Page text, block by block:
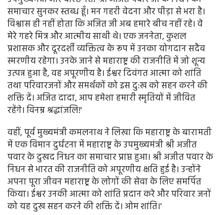
समाचार सुनकर स्तब्ध हूँ। मन गहरी वेदना और पीड़ा से भरा है।
विश्वास ही नहीं होता कि अजित जी अब हमारे बीच नहीं रहे। वे
मेरे गहरे मित्र और आत्मीय साथी थे। एक जननेता, कुशल
प्रशासक और दूरदर्शी व्यक्तित्व के रूप में उनका योगदान सदैव
स्मरणीय रहेगा। उनके जाने से महाराष्ट्र की राजनीति में जो शून्य
उत्पन्न हुआ है, वह अपूरणीय है। ईश्वर दिवंगत आत्मा को शांति
तथा परिवारजनों और समर्थकों को इस दु:ख को सहन करने की
शक्ति दें। अजित दादा, आप हमेशा हमारी स्मृतियों में जीवित
रहेंगे। विनम्र श्रद्धांजलि!'
वहीं, पूर्व मुख्यमंत्री कमलनाथ ने लिखा कि महाराष्ट्र के बारामती
में एक विमान दुर्घटना में महाराष्ट्र के उपमुख्यमंत्री श्री अजीत
पवार के दुखद निधन का समाचार प्राप्त हुआ। श्री अजीत पवार के
निधन से भारत की राजनीति को अपूरणीय क्षति हुई है। उन्होंने
अपना पूरा जीवन महाराष्ट्र के लोगों की सेवा के लिए समर्पित
किया। ईश्वर उनकी आत्मा को शांति प्रदान करे और परिवार जनों
को यह दुख सहन करने की शक्ति दें। ओम शांति।'